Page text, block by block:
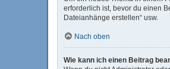
erforderlich ist, bevor du einen
Dateianhänge erstellen“ usw.
Nach oben
Wie kann ich einen Beitrag